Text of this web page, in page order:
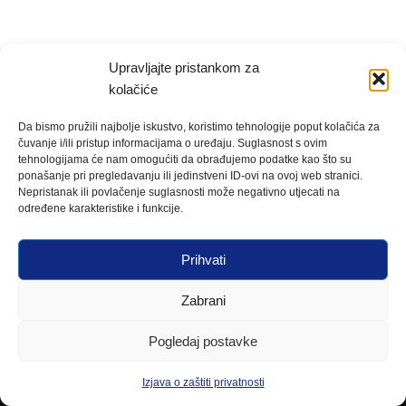
Upravljajte pristankom za
kolačiće
Da bismo pružili najbolje iskustvo, koristimo tehnologije poput kolačića za
čuvanje i/ili pristup informacijama o uređaju. Suglasnost s ovim
tehnologijama će nam omogućiti da obrađujemo podatke kao što su
ponašanje pri pregledavanju ili jedinstveni ID-ovi na ovoj web stranici.
Nepristanak ili povlačenje suglasnosti može negativno utjecati na
određene karakteristike i funkcije.
Prihvati
Zabrani
Pogledaj postavke
Izjava o zaštiti privatnosti
Neve| Powered byWordPress